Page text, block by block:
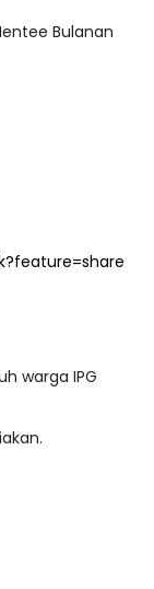
Bulanan
warga IPG